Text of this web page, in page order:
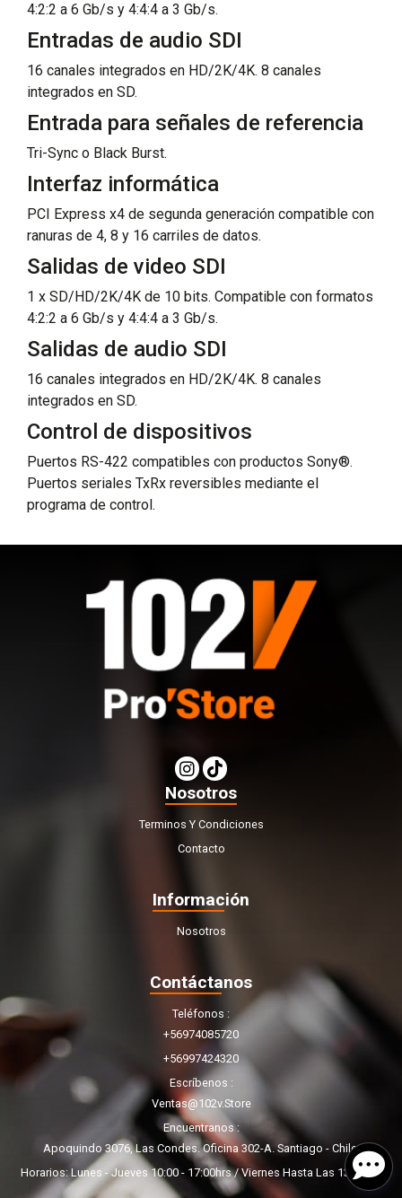
4:2:2 a 6 Gb/s y 4:4:4 a 3 Gb/s.
Entradas de audio SDI
16 canales integrados en HD/2K/4K. 8 canales
integrados en SD.
Entrada para señales de referencia
Tri-Sync o Black Burst.
Interfaz informática
PCI Express x4 de segunda generación compatible con
ranuras de 4, 8 y 16 carriles de datos.
Salidas de video SDI
1 x SD/HD/2K/4K de 10 bits. Compatible con formatos
4:2:2 a 6 Gb/s y 4:4:4 a 3 Gb/s.
Salidas de audio SDI
16 canales integrados en HD/2K/4K. 8 canales
integrados en SD.
Control de dispositivos
Puertos RS-422 compatibles con productos Sony®.
Puertos seriales TxRx reversibles mediante el
programa de control.
Nosotros
Terminos Y Condiciones
Contacto
Información
Nosotros
Contáctanos
Teléfonos
+56974085720
+56997424320
Escríbenos
Ventas@102v.store
Encuentranos
Apoquindo 3076, Las Condes. Oficina 302-A. Santiago - Chile.
Horarios: Lunes - Jueves 10:00 - 17:00hrs / Viernes Hasta Las 13:00hrs